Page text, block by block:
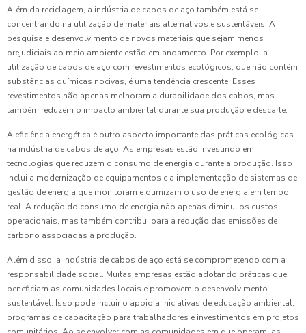
Além da reciclagem, a indústria de cabos de aço também está se
concentrando na utilização de materiais alternativos e sustentáveis. A
pesquisa e desenvolvimento de novos materiais que sejam menos
prejudiciais ao meio ambiente estão em andamento. Por exemplo, a
utilização de cabos de aço com revestimentos ecológicos, que não contêm
substâncias químicas nocivas, é uma tendência crescente. Esses
revestimentos não apenas melhoram a durabilidade dos cabos, mas
também reduzem o impacto ambiental durante sua produção e descarte.
A eficiência energética é outro aspecto importante das práticas ecológicas
na indústria de cabos de aço. As empresas estão investindo em
tecnologias que reduzem o consumo de energia durante a produção. Isso
inclui a modernização de equipamentos e a implementação de sistemas de
gestão de energia que monitoram e otimizam o uso de energia em tempo
real. A redução do consumo de energia não apenas diminui os custos
operacionais, mas também contribui para a redução das emissões de
carbono associadas à produção.
Além disso, a indústria de cabos de aço está se comprometendo com a
responsabilidade social. Muitas empresas estão adotando práticas que
beneficiam as comunidades locais e promovem o desenvolvimento
sustentável. Isso pode incluir o apoio a iniciativas de educação ambiental,
programas de capacitação para trabalhadores e investimentos em projetos